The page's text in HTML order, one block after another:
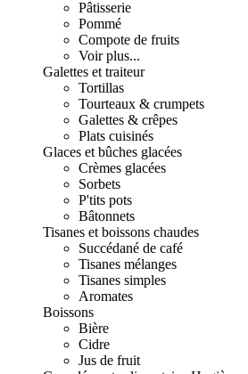
Pâtisserie
Pommé
Compote de fruits
Voir plus...
Galettes et traiteur
Tortillas
Tourteaux & crumpets
Galettes & crêpes
Plats cuisinés
Glaces et bûches glacées
Crèmes glacées
Sorbets
P'tits pots
Bâtonnets
Tisanes et boissons chaudes
Succédané de café
Tisanes mélanges
Tisanes simples
Aromates
Boissons
Bière
Cidre
Jus de fruit